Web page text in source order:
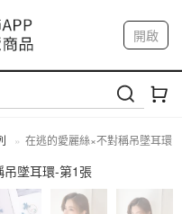
水捷運站
八里海巡基地
園青埔置地廣場
開啟
我的帳戶
在逃的愛麗絲×不對稱吊墜耳環